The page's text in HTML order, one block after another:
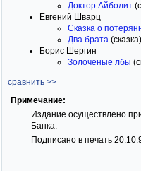
Доктор Айболит
Евгений Шварц
Сказка о
Два брата
Борис Шергин
Золоченые лбы
сравнить >>
Примечание:
Издание осуществлено
Банка.
Подписано в печать